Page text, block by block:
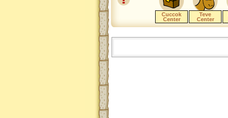
Cuccok
Center
Teve
Center